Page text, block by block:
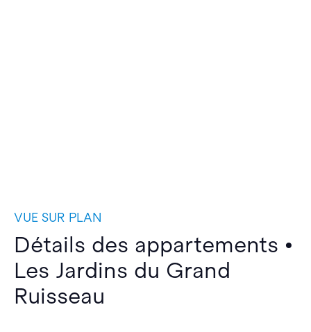
VUE SUR PLAN
Détails des appartements •
Les Jardins du Grand
Ruisseau